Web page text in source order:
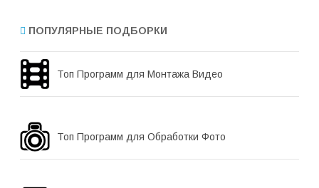
ПОПУЛЯРНЫЕ ПОДБОРКИ
Топ Программ для Монтажа Видео
Топ Программ для Обработки Фото